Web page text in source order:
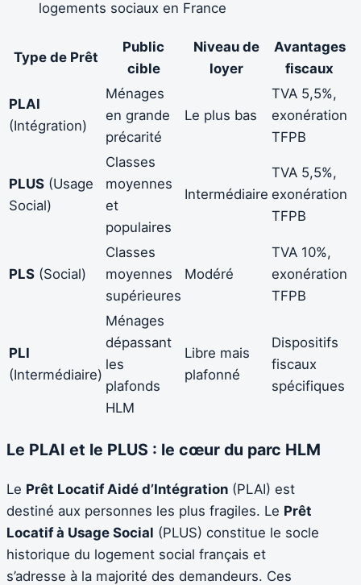
logements sociaux en France
Type de Prêt
Public
cible
Niveau de
loyer
Avantages
fiscaux
PLAI
(Intégration)
Ménages
en grande
précarité
Le plus bas
TVA 5,5%,
exonération
TFPB
PLUS (Usage
Social)
Classes
moyennes
et
populaires
Intermédiaire
TVA 5,5%,
exonération
TFPB
PLS (Social)
Classes
moyennes
supérieures
Modéré
TVA 10%,
exonération
TFPB
PLI
(Intermédiaire)
Ménages
dépassant
les
plafonds
HLM
Libre mais
plafonné
Dispositifs
fiscaux
spécifiques
Le PLAI et le PLUS : le cœur du parc HLM
Le Prêt Locatif Aidé d’Intégration (PLAI) est
destiné aux personnes les plus fragiles. Le Prêt
Locatif à Usage Social (PLUS) constitue le socle
historique du logement social français et
s’adresse à la majorité des demandeurs. Ces